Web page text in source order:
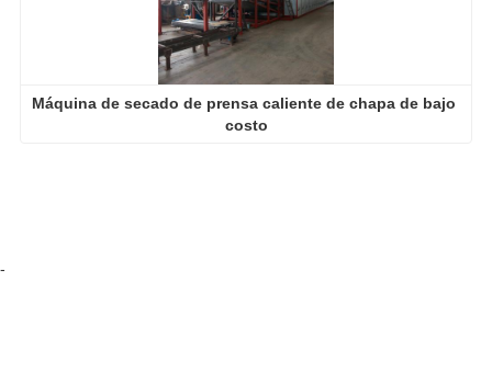
Máquina de secado de prensa caliente de chapa de bajo
costo
-